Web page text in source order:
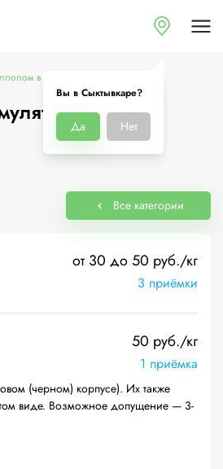
Вы в Сыктывкаре?
Да Нет
в Сыктывкаре
в
Все категории
от 30 до 50 руб./кг
3 приёмки
50 руб./кг
1 приёмка
(черном) корпусе). Их также
виде. Возможное допущение — 3-